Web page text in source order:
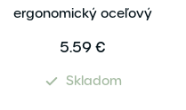
ergonomický oceľový
5.59 €
Skladom